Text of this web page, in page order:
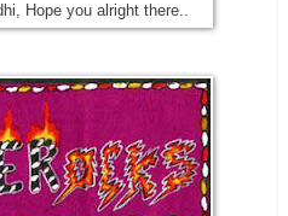
Hope you alright there..